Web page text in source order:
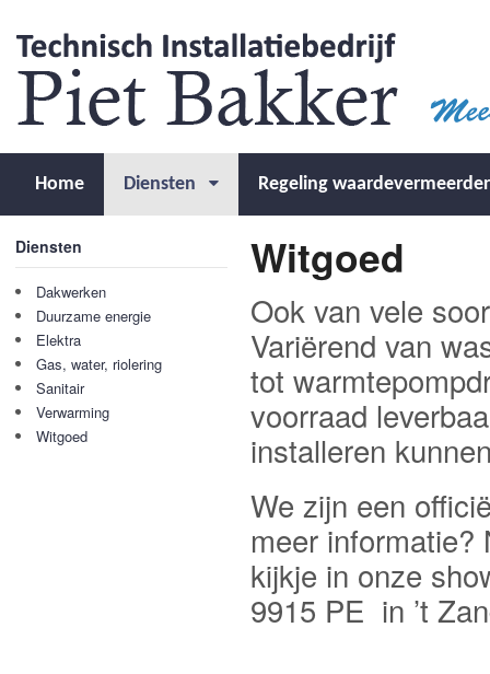
Home Diensten Regeling
Witgoed
Ook van vele
Variërend van
tot
voorraad
installeren
We zijn een
meer
kijkje in onze
9915 PE in ’t
Diensten
Dakwerken
Duurzame energie
Elektra
Gas, water, riolering
Sanitair
Verwarming
Witgoed